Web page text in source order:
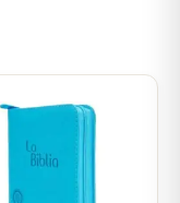
price
was:
$93.000.
Current